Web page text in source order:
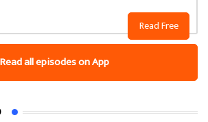
Read Free
Read all episodes on App